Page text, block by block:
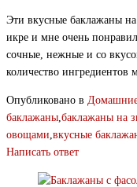
Эти вкусные баклажаны
икре и мне очень
сочные, нежные и со
количество ингредиентов
Опубликовано в Домашние
баклажаны,баклажаны на
овощами,вкусные
Написать ответ